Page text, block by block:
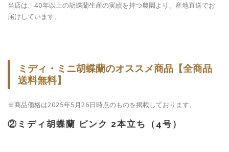
当店は、40年以上の胡蝶蘭生産の実績を持つ農園より、産地直送でお
届けしています。
ミディ・ミニ胡蝶蘭のオススメ商品【全商品
送料無料】
※商品価格は2025年5月26日時点のものを掲載しております。
② ミディ胡蝶蘭 ピンク 2本立ち（4号）